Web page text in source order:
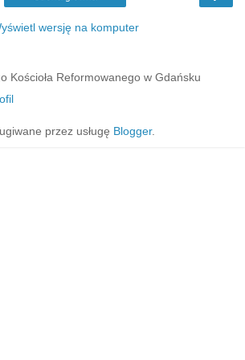
wersję na komputer
Kościoła Reformowanego w Gdańsku
przez usługę Blogger.